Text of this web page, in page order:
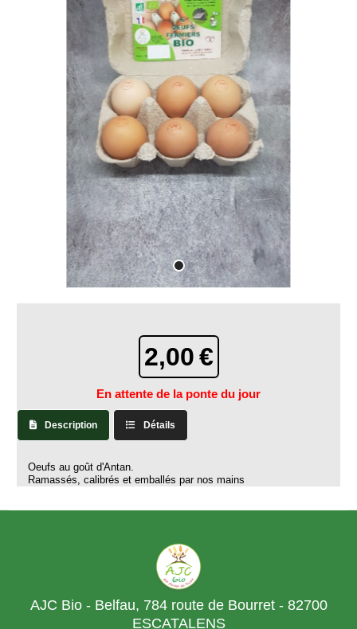
2,00€
En attente de la ponte du jour
Description Détails
Oeufs au goût d'Antan.
Ramassés, calibrés et emballés par nos mains
AJC Bio - Belfau, 784 route de Bourret - 82700
ESCATALENS